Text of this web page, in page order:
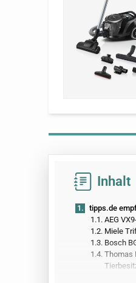
Inhalt
1.
tipps.de
1.1. AEG
1.2. Miele
1.3. Bosch
1.4. Thomas